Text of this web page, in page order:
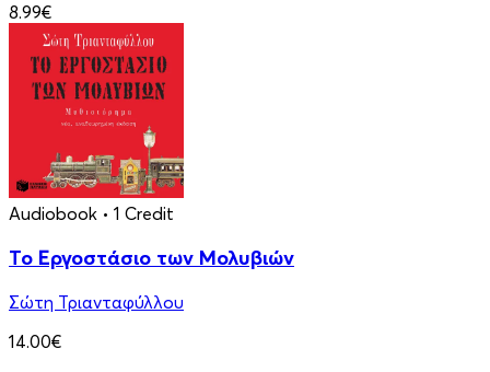
8.99€
Audiobook • 1 Credit
Το Εργοστάσιο των Μολυβιών
Σώτη Τριανταφύλλου
14.00€